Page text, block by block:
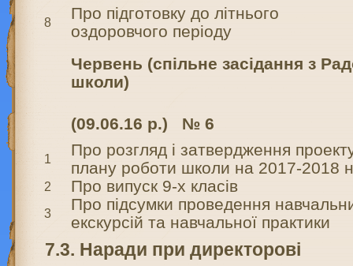
8
Про підготовку до літнього
оздоровчого періоду
Червень (спільне засідання з
школи)
(09.06.16 р.) № 6
1
Про розгляд і затвердження
плану роботи школи на 2017-2018
2 Про випуск 9-х класів
3
Про підсумки проведення
екскурсій та навчальної практики
7.3. Наради при директорові